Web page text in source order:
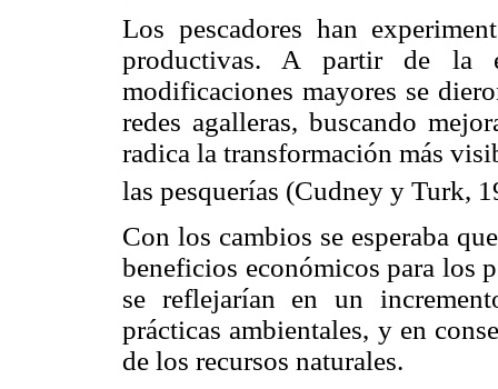
Los pescadores han
productivas. A partir de la
modificaciones mayores se
redes agalleras, buscando
radica la transformación más
las pesquerías (Cudney y Turk,
Con los cambios se esperaba
beneficios económicos para los
se reflejarían en un
prácticas ambientales, y en
de los recursos naturales.